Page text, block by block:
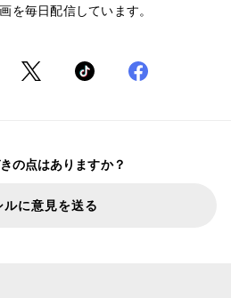
を毎日配信しています。
の点はありますか？
ルに意見を送る